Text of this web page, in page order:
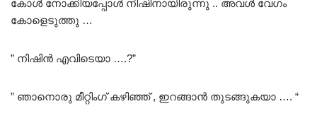
കോൾ നോക്കിയപ്പോൾ നിഷിനായിരുന്നു .. അവൾ വേഗം
കോളെടുത്തു …
” നിഷിൻ എവിടെയാ ….?”
” ഞാനൊരു മീറ്റിംഗ് കഴിഞ്ഞ് , ഇറങ്ങാൻ തുടങ്ങുകയാ …. “